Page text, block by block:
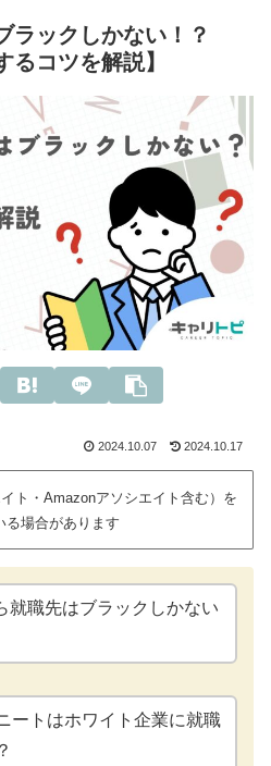
ラックしかない！？
るコツを解説】
2024.10.07 2024.10.17
ト・Amazonアソシエイト含む）を
る場合があります
就職先はブラックしかない
ートはホワイト企業に就職